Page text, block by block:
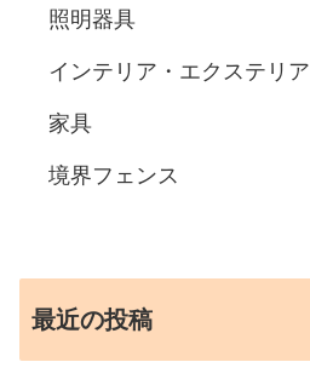
照明器具
インテリア・エクステリア
家具
境界フェンス
最近の投稿